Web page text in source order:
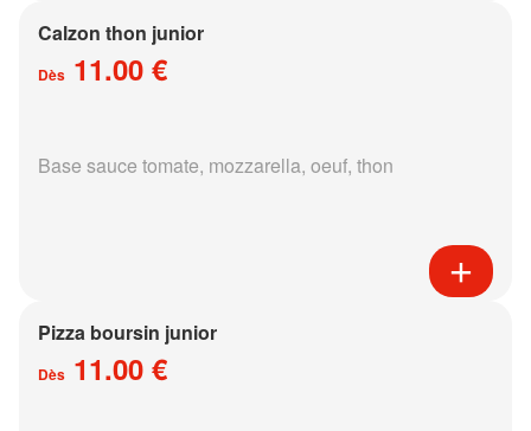
Calzon thon junior
Dès 11.00 €
Base sauce tomate, mozzarella, oeuf, thon
Pizza boursin junior
Dès 11.00 €